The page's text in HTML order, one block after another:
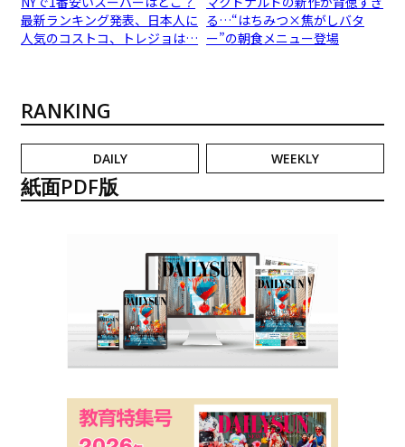
最新ランキング発表、日本人に
人気のコストコ、トレジョは…
る…“はちみつ×焦がしバタ
ー”の朝食メニュー登場
RANKING
DAILY WEEKLY
紙面PDF版